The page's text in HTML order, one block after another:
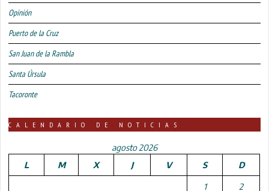
Opinión
Puerto de la Cruz
San Juan de la Rambla
Santa Úrsula
Tacoronte
CALENDARIO DE NOTICIAS
agosto 2026
L
M X J V S D
1 2